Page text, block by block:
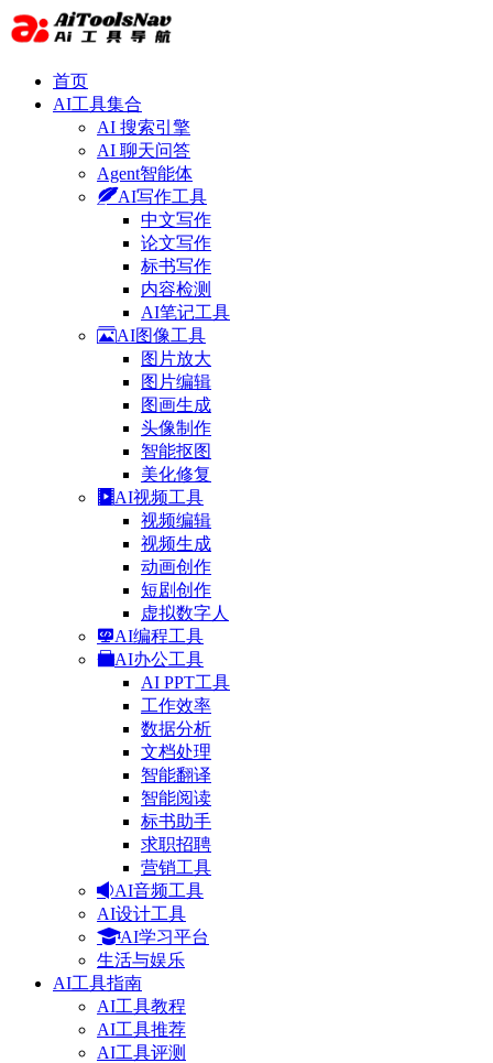
首页
AI工具集合
AI 搜索引擎
AI 聊天问答
Agent智能体
AI写作工具
中文写作
论文写作
标书写作
内容检测
AI笔记工具
AI图像工具
图片放大
图片编辑
图画生成
头像制作
智能抠图
美化修复
AI视频工具
视频编辑
视频生成
动画创作
短剧创作
虚拟数字人
AI编程工具
AI办公工具
AI PPT工具
工作效率
数据分析
文档处理
智能翻译
智能阅读
标书助手
求职招聘
营销工具
AI音频工具
AI设计工具
AI学习平台
生活与娱乐
AI工具指南
AI工具教程
AI工具推荐
AI工具评测